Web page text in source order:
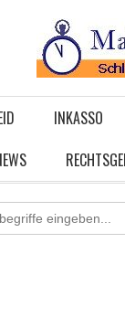
INKASSO